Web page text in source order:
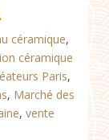
céramique,
céramique
Paris,
, Marché des
, vente